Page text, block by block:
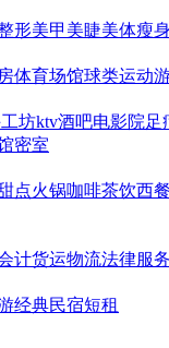
约插
传
形美甲美睫美体瘦
体育场馆球类运动
坊ktv酒吧电影院足
密室
点火锅咖啡茶饮西餐
计货运物流法律服务
经典民宿短租